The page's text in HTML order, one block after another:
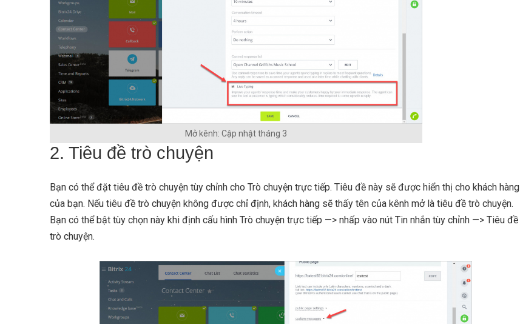
Mở kênh: Cập nhật tháng 3
2. Tiêu đề trò chuyện
Bạn có thể đặt tiêu đề trò chuyện tùy chỉnh cho Trò chuyện trực tiếp. Tiêu đề này sẽ được hiển thị cho khách hàng
của bạn. Nếu tiêu đề trò chuyện không được chỉ định, khách hàng sẽ thấy tên của kênh mở là tiêu đề trò chuyện.
Bạn có thể bật tùy chọn này khi định cấu hình Trò chuyện trực tiếp —> nhấp vào nút Tin nhắn tùy chỉnh —> Tiêu đề
trò chuyện.